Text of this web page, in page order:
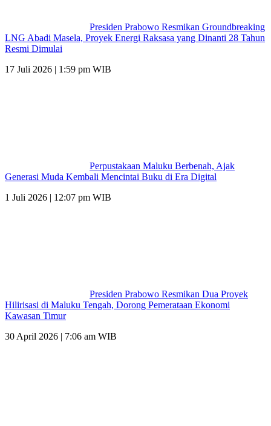
Presiden Prabowo Resmikan Groundbreaking
LNG Abadi Masela, Proyek Energi Raksasa yang Dinanti 28 Tahun
Resmi Dimulai
17 Juli 2026 | 1:59 pm WIB
Perpustakaan Maluku Berbenah, Ajak
Generasi Muda Kembali Mencintai Buku di Era Digital
1 Juli 2026 | 12:07 pm WIB
Presiden Prabowo Resmikan Dua Proyek
Hilirisasi di Maluku Tengah, Dorong Pemerataan Ekonomi
Kawasan Timur
30 April 2026 | 7:06 am WIB